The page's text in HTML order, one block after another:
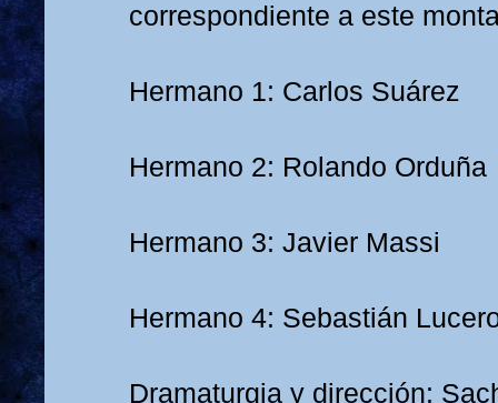
correspondiente a este
Hermano 1: Carlos Suárez
Hermano 2: Rolando Orduña
Hermano 3: Javier Massi
Hermano 4: Sebastián
Dramaturgia y dirección: